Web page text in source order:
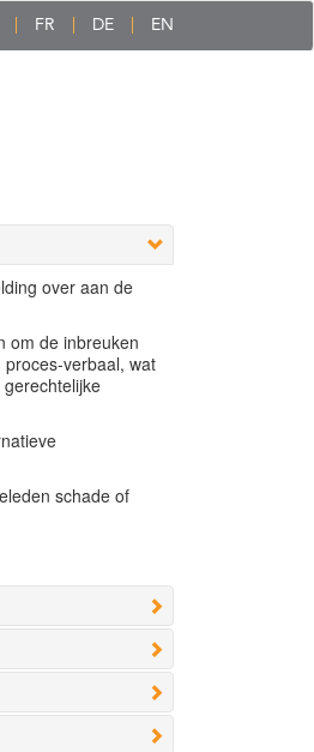
FR DE EN
over aan de
om de inbreuken
verbaal, wat
schade of